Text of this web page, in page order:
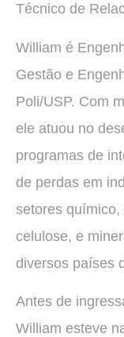
Técnico de
William é
Gestão e
Poli/USP. Com
ele atuou no
programas de
de perdas em
setores
celulose, e
diversos países
Antes de
William esteve